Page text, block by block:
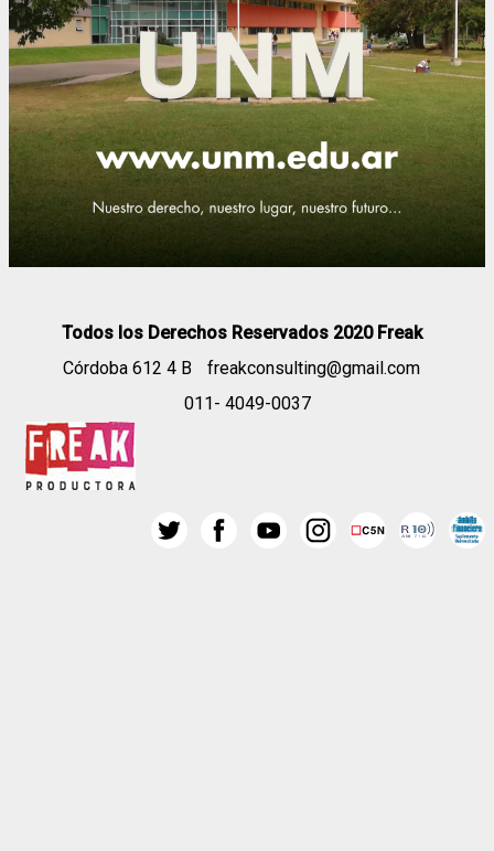
Todos los Derechos Reservados 2020 Freak
Córdoba 612 4 B
freakconsulting@gmail.com
011- 4049-0037